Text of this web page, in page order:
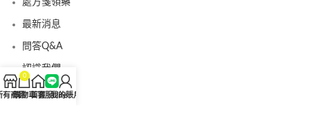
處方箋領藥
最新消息
問答Q&A
認識我們
聯絡我們
有商品
0
購物車首頁客服Line
我的賬戶